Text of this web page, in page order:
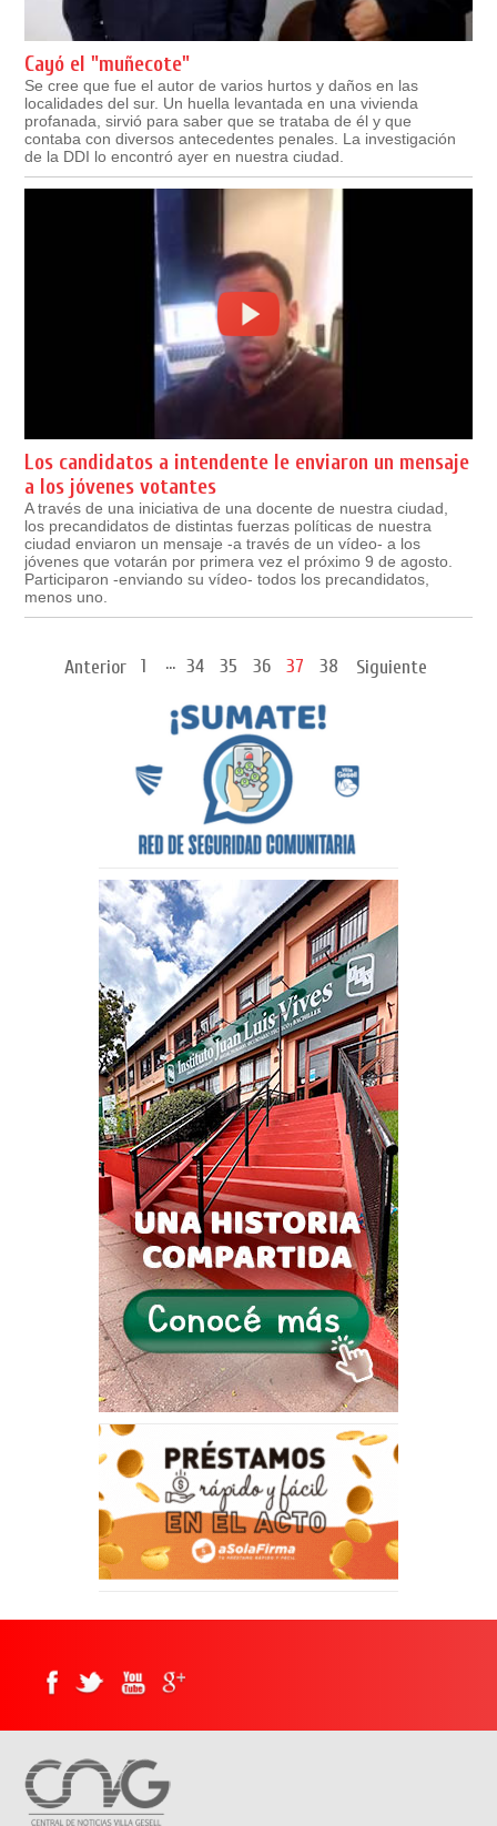
Cayó el "muñecote"
Se cree que fue el autor de varios hurtos y daños en las
localidades del sur. Un huella levantada en una vivienda
profanada, sirvió para saber que se trataba de él y que
contaba con diversos antecedentes penales. La investigación
de la DDI lo encontró ayer en nuestra ciudad.
Los candidatos a intendente le enviaron un mensaje
a los jóvenes votantes
A través de una iniciativa de una docente de nuestra ciudad,
los precandidatos de distintas fuerzas políticas de nuestra
ciudad enviaron un mensaje -a través de un vídeo- a los
jóvenes que votarán por primera vez el próximo 9 de agosto.
Participaron -enviando su vídeo- todos los precandidatos,
menos uno.
Anterior 1 ... 34 35 36 37 38 Siguiente